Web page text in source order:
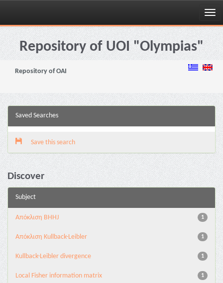
Skip
navigationRepository of UOI "Olympias"
Repository of OAI
Saved Searches
Save this search
Discover
Subject
1
Aπόκλιση BHHJ
1
Aπόκλιση Kullback-Leibler
1
Kullback-Leibler divergence
1
Local Fisher information matrix